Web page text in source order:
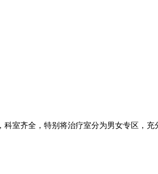
室齐全，特别将治疗室分为男女专区，